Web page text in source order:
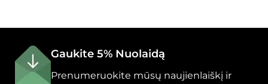
Gaukite 5% Nuolaidą
Prenumeruokite mūsų naujienlaiškį ir